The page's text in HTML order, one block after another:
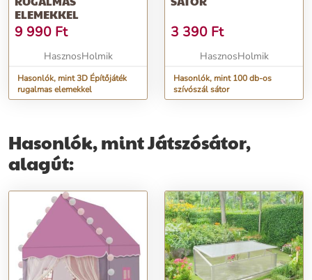
ELEMEKKEL
9 990 Ft
HasznosHolmik
Hasonlók, mint 3D Építőjáték
rugalmas elemekkel
3 390 Ft
HasznosHolmik
Hasonlók, mint 100 db-os
szívószál sátor
Hasonlók, mint Játszósátor,
alagút: